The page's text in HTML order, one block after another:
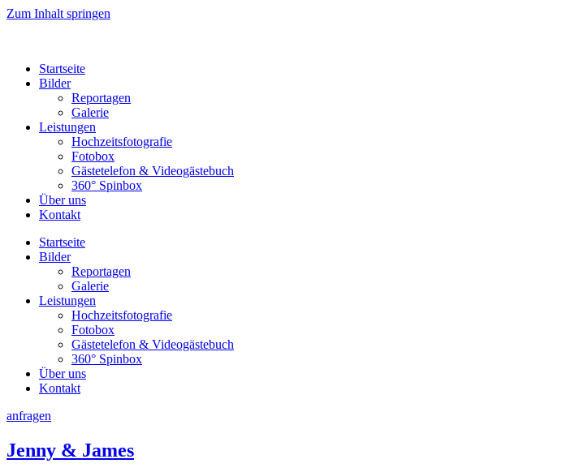
Zum Inhalt springen
Startseite
Bilder
Reportagen
Galerie
Leistungen
Hochzeitsfotografie
Fotobox
Gästetelefon & Videogästebuch
360° Spinbox
Über uns
Kontakt
Startseite
Bilder
Reportagen
Galerie
Leistungen
Hochzeitsfotografie
Fotobox
Gästetelefon & Videogästebuch
360° Spinbox
Über uns
Kontakt
anfragen
Jenny & James